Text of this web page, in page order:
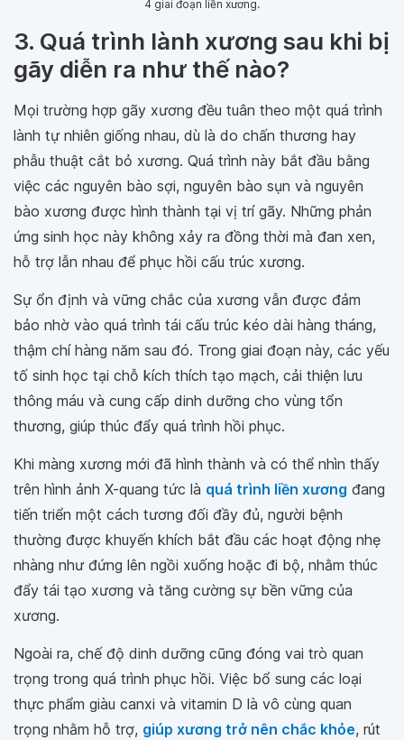
4 giai đoạn liền xương.
3. Quá trình lành xương sau khi bị
gãy diễn ra như thế nào?
Mọi trường hợp gãy xương đều tuân theo một quá trình
lành tự nhiên giống nhau, dù là do chấn thương hay
phẫu thuật cắt bỏ xương. Quá trình này bắt đầu bằng
việc các nguyên bào sợi, nguyên bào sụn và nguyên
bào xương được hình thành tại vị trí gãy. Những phản
ứng sinh học này không xảy ra đồng thời mà đan xen,
hỗ trợ lẫn nhau để phục hồi cấu trúc xương.
Sự ổn định và vững chắc của xương vẫn được đảm
bảo nhờ vào quá trình tái cấu trúc kéo dài hàng tháng,
thậm chí hàng năm sau đó. Trong giai đoạn này, các yếu
tố sinh học tại chỗ kích thích tạo mạch, cải thiện lưu
thông máu và cung cấp dinh dưỡng cho vùng tổn
thương, giúp thúc đẩy quá trình hồi phục.
Khi màng xương mới đã hình thành và có thể nhìn thấy
trên hình ảnh X-quang tức là quá trình liền xương đang
tiến triển một cách tương đối đầy đủ, người bệnh
thường được khuyến khích bắt đầu các hoạt động nhẹ
nhàng như đứng lên ngồi xuống hoặc đi bộ, nhằm thúc
đẩy tái tạo xương và tăng cường sự bền vững của
xương.
Ngoài ra, chế độ dinh dưỡng cũng đóng vai trò quan
trọng trong quá trình phục hồi. Việc bổ sung các loại
thực phẩm giàu canxi và vitamin D là vô cùng quan
trọng nhằm hỗ trợ, giúp xương trở nên chắc khỏe, rút